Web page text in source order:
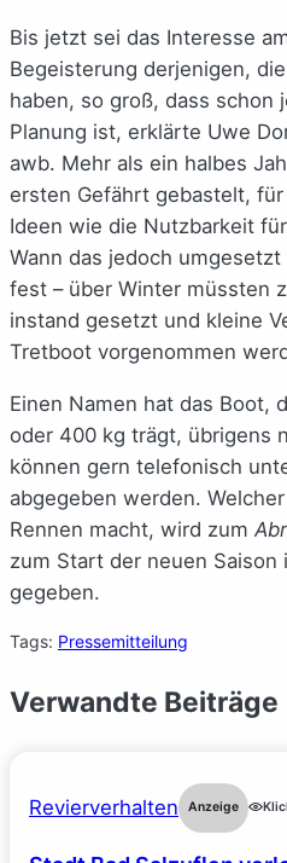
Bis jetzt sei das Interesse
Begeisterung derjenigen,
haben, so groß, dass schon
Planung ist, erklärte Uwe
awb. Mehr als ein halbes
ersten Gefährt gebastelt,
Ideen wie die Nutzbarkeit
Wann das jedoch
fest – über Winter müssten
instand gesetzt und kleine
Tretboot vorgenommen
Einen Namen hat das Boot,
oder 400 kg trägt, übrigens
können gern telefonisch
abgegeben werden.
Rennen macht, wird zum
zum Start der neuen Saison
gegeben.
Tags: Pressemitteilung
Verwandte Beiträge
Revierverhalten Anzeige